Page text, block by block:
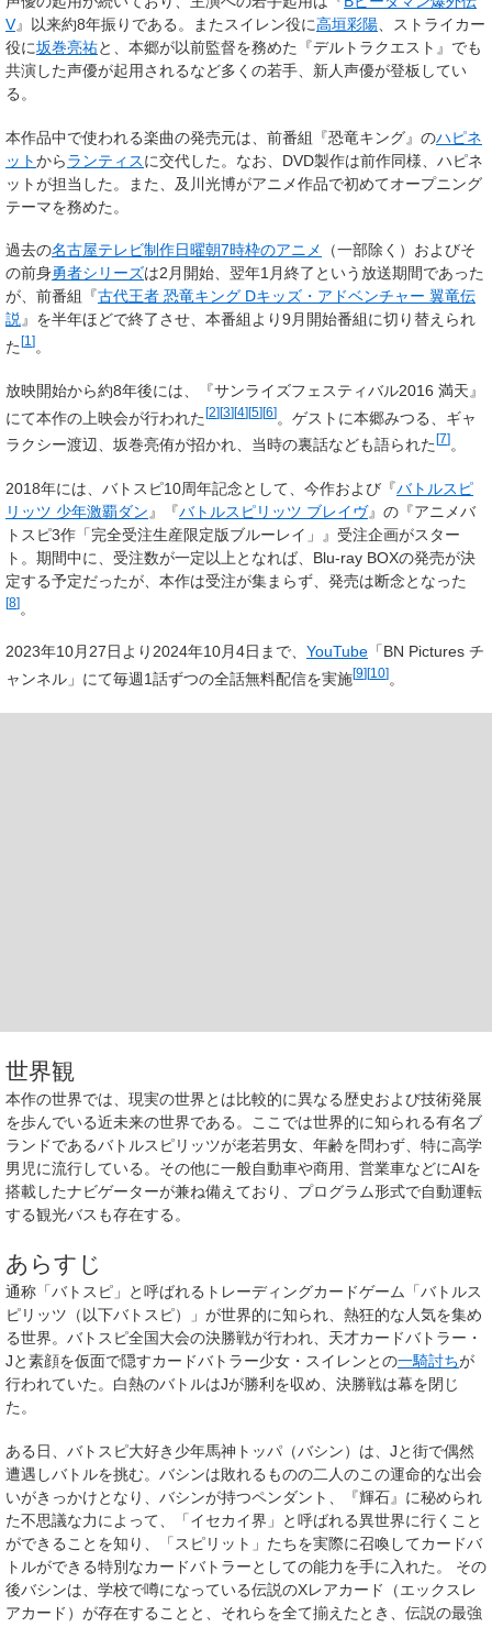
V』以来約8年振りである。またスイレン役に高垣彩陽、ストライカー
役に坂巻亮祐と、本郷が以前監督を務めた『デルトラクエスト』でも
共演した声優が起用されるなど多くの若手、新人声優が登板してい
る。
本作品中で使われる楽曲の発売元は、前番組『恐竜キング』のハピネ
ットからランティスに交代した。なお、DVD製作は前作同様、ハピネ
ットが担当した。また、及川光博がアニメ作品で初めてオープニング
テーマを務めた。
過去の名古屋テレビ制作日曜朝7時枠のアニメ
（一部除く）およびそ
の前身勇者シリーズは2月開始、翌年1月終了という放送期間であった
が、前番組『古代王者 恐竜キング Dキッズ・アドベンチャー 翼竜伝
説』を半年ほどで終了させ、本番組より9月開始番組に切り替えられ
た [1 ] 。
放映開始から約8年後には、『サンライズフェスティバル2016 満天』
にて本作の上映会が行われた[2][3][4][5][6]。ゲストに本郷みつる、ギャ
ラクシー渡辺、坂巻亮侑が招かれ、当時の裏話なども語られた [7] 。
2018年には、バトスピ10周年記念として、今作および『バトルスピ
リッツ 少年激覇ダン 』『バトルスピリッツ ブレイヴ』の『アニメバ
トスピ3作「完全受注生産限定版ブルーレイ」』受注企画がスター
ト。期間中に、受注数が一定以上となれば、Blu-ray BOXの発売が決
定する予定だったが、本作は受注が集まらず、発売は断念となった
[8]。
2023年10月27日より2024年10月4日まで、 YouTube 「BN Pictures チ
ャンネル」にて毎週1話ずつの全話無料配信を実施[9][10]。
世界観
本作の世界では、現実の世界とは比較的に異なる歴史および技術発展
を歩んでいる近未来の世界である。ここでは世界的に知られる有名ブ
ランドであるバトルスピリッツが老若男女、年齢を問わず、特に高学
男児に流行している。その他に一般自動車や商用、営業車などにAIを
搭載したナビゲーターが兼ね備えており、プログラム形式で自動運転
する観光バスも存在する。
あらすじ
通称「バトスピ」と呼ばれるトレーディングカードゲーム「バトルス
ピリッツ （以下バトスピ）」が世界的に知られ、熱狂的な人気を集め
る世界。バトスピ全国大会の決勝戦が行われ、天才カードバトラー・
Jと素顔を仮面で隠すカードバトラー少女・ スイレンとの一騎討ちが
行われていた。白熱のバトルはJが勝利を収め、決勝戦は幕を閉じ
た。
ある日、バトスピ大好き少年馬神トッパ （バシン）は、Jと街で偶然
遭遇しバトルを挑む。バシンは敗れるものの二人のこの運命的な出会
いがきっかけとなり、バシンが持つペンダント、『輝石』に秘められ
た不思議な力によって、「イセカイ界 」と呼ばれる異世界に行くこと
ができることを知り、「 スピリット 」たちを実際に召喚してカードバ
トルができる特別なカードバトラーとしての能力を手に入れた。 その
後バシンは、学校で噂になっている伝説のXレアカード （エックスレ
アカード ）が存在することと、それらを全て揃えたとき、 伝説の最強